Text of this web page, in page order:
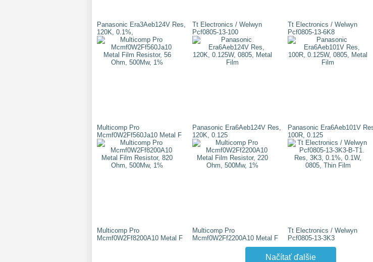
Panasonic Era3Aeb124V Res,
120K, 0.1%,
Tt Electronics / Welwyn
Pcf0805-13-100
Tt Electronics / Welwyn
Pcf0805-13-6K8
Multicomp Pro
Mcmf0W2Ff560Ja10 Metal F
Panasonic Era6Aeb124V Res,
120K, 0.125
Panasonic Era6Aeb101V
100R, 0.125
Multicomp Pro
Mcmf0W2Ff8200A10 Metal F
Multicomp Pro
Mcmf0W2Ff2200A10 Metal F
Tt Electronics / Welwyn
Pcf0805-13-3K3
Načítať ďalšie